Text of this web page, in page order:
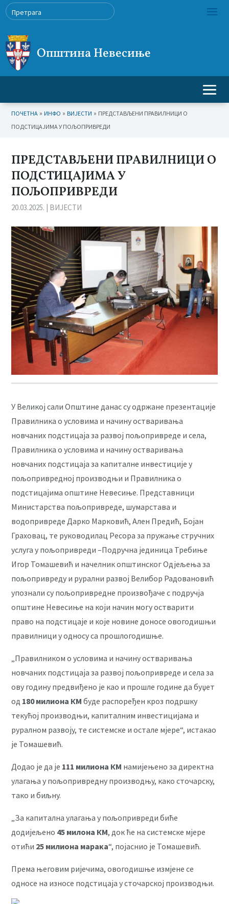
Општина Невесиње
ПОЧЕТНА » ИНФО » ВИЈЕСТИ » ПРЕДСТАВЉЕНИ ПРАВИЛНИЦИ О
ПОДСТИЦАЈИМА У ПОЉОПРИВРЕДИ
ПРЕДСТАВЉЕНИ ПРАВИЛНИЦИ О
ПОДСТИЦАЈИМА У
ПОЉОПРИВРЕДИ
20.03.2025. | ВИЈЕСТИ
У Великој сали Општине данас су одржане презентације
Правилника о условима и начину остваривања
новчаних подстицаја за развој пољопривреде и села,
Правилника о условима и начину остваривања
новчаних подстицаја за капиталне инвестиције у
пољопривредној производњи и Правилника о
подстицајима општине Невесиње. Представници
Министарства пољопривреде, шумарстава и
водопривреде Дарко Марковић, Ален Предић, Бојан
Граховац, те руководилац Ресора за пружање стручних
услуга у пољопривреди –Подручна јединица Требиње
Игор Томашевић и начелник општинског Одјељења за
пољопривреду и рурални развој Велибор Радовановић
упознали су пољопривредне произвођаче с подручја
општине Невесиње на који начин могу остварити
право на подстицаје и које новине доносе овогодишњи
правилници у односу са прошлогодишње.
„Правилником о условима и начину остваривања
новчаних подстицаја за развој пољопривреде и села за
ову годину предвиђено је као и прошле године да буџет
од 180 милиона КМ буде распоређен кроз подршку
текућој производњи, капиталним инвестицијама и
руралном развоју, те системске и остале мјере“, истакао
је Томашевић.
Додао је да је 111 милиона КМ намијењено за директна
улагања у пољопривредну производњу, како сточарску,
тако и биљну.
„За капитална улагања у пољопривреди биће
додијељено 45 милона КМ, док ће на системске мјере
отићи 25 милиона марака“, појаснио је Томашевић.
Према његовим ријечима, овогодишње измјене се
односе на износе подстицаја у сточарској производњи.